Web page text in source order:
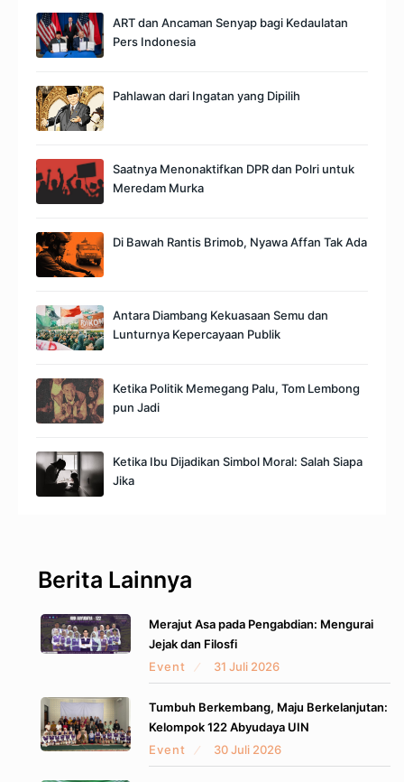
ART dan Ancaman Senyap bagi Kedaulatan
Pers Indonesia
Pahlawan dari Ingatan yang Dipilih
Saatnya Menonaktifkan DPR dan Polri untuk
Meredam Murka
Di Bawah Rantis Brimob, Nyawa Affan Tak Ada
Antara Diambang Kekuasaan Semu dan
Lunturnya Kepercayaan Publik
Ketika Politik Memegang Palu, Tom Lembong
pun Jadi
Ketika Ibu Dijadikan Simbol Moral: Salah Siapa
Jika
Berita Lainnya
Merajut Asa pada Pengabdian: Mengurai
Jejak dan Filosfi
Event
31 Juli 2026
Tumbuh Berkembang, Maju Berkelanjutan:
Kelompok 122 Abyudaya UIN
Event
30 Juli 2026